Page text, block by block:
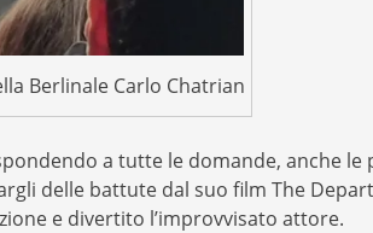
Berlinale Carlo Chatrian
a tutte le domande, anche
delle battute dal suo film The
e divertito l’improvvisato attore.